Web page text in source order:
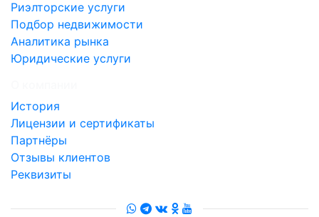
Риэлторские услуги
Подбор недвижимости
Аналитика рынка
Юридические услуги
История
Лицензии и сертификаты
Партнёры
Отзывы клиентов
Реквизиты